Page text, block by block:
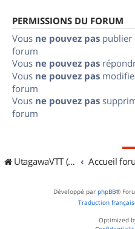
PERMISSIONS DU FORUM
Vous ne pouvez pas publier
forum
Vous ne pouvez pas
Vous ne pouvez pas
forum
Vous ne pouvez pas
forum
UtagawaVTT (Randos VTT et VTTAE avec traces GPS) Accueil
Développé par phpBB®
Traduction
Optimized